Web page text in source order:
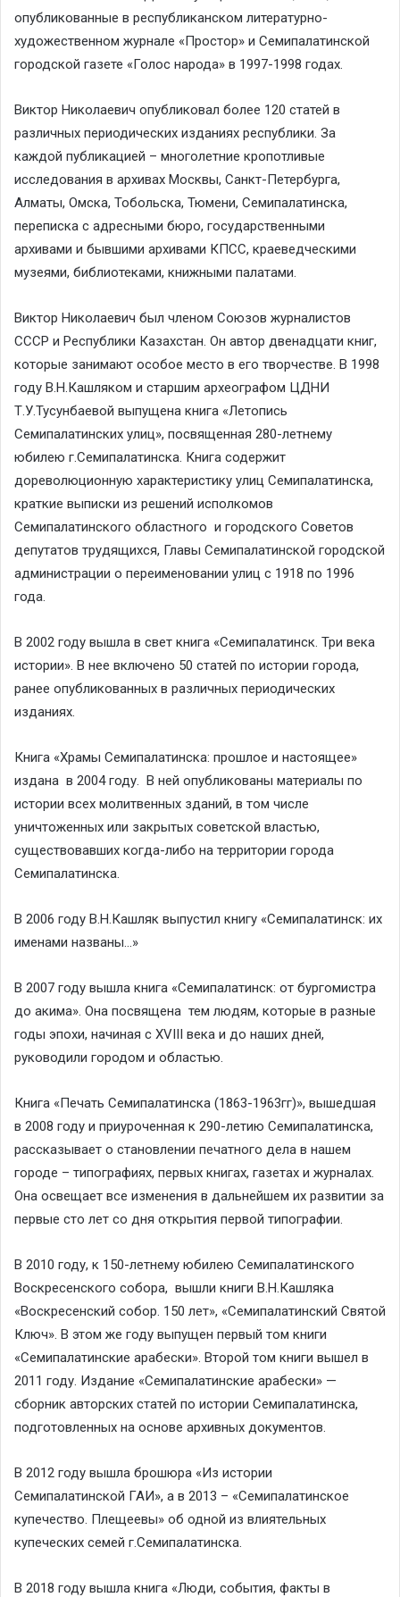
опубликованные в республиканском литературно-
художественном журнале «Простор» и Семипалатинской
городской газете «Голос народа» в 1997-1998 годах.
Виктор Николаевич опубликовал более 120 статей в
различных периодических изданиях республики. За
каждой публикацией – многолетние кропотливые
исследования в архивах Москвы, Санкт-Петербурга,
Алматы, Омска, Тобольска, Тюмени, Семипалатинска,
переписка с адресными бюро, государственными
архивами и бывшими архивами КПСС, краеведческими
музеями, библиотеками, книжными палатами.
Виктор Николаевич был членом Союзов журналистов
СССР и Республики Казахстан. Он автор двенадцати книг,
которые занимают особое место в его творчестве. В 1998
году В.Н.Кашляком и старшим археографом ЦДНИ
Т.У.Тусунбаевой выпущена книга «Летопись
Семипалатинских улиц», посвященная 280-летнему
юбилею г.Семипалатинска. Книга содержит
дореволюционную характеристику улиц Семипалатинска,
краткие выписки из решений исполкомов
Семипалатинского областного и городского Советов
депутатов трудящихся, Главы Семипалатинской городской
администрации о переименовании улиц с 1918 по 1996
года.
В 2002 году вышла в свет книга «Семипалатинск. Три века
истории». В нее включено 50 статей по истории города,
ранее опубликованных в различных периодических
изданиях.
Книга «Храмы Семипалатинска: прошлое и настоящее»
издана в 2004 году. В ней опубликованы материалы по
истории всех молитвенных зданий, в том числе
уничтоженных или закрытых советской властью,
существовавших когда-либо на территории города
Семипалатинска.
В 2006 году В.Н.Кашляк выпустил книгу «Семипалатинск: их
именами названы…»
В 2007 году вышла книга «Семипалатинск: от бургомистра
до акима». Она посвящена тем людям, которые в разные
годы эпохи, начиная с XVIII века и до наших дней,
руководили городом и областью.
Книга «Печать Семипалатинска (1863-1963гг)», вышедшая
в 2008 году и приуроченная к 290-летию Семипалатинска,
рассказывает о становлении печатного дела в нашем
городе – типографиях, первых книгах, газетах и журналах.
Она освещает все изменения в дальнейшем их развитии за
первые сто лет со дня открытия первой типографии.
В 2010 году, к 150-летнему юбилею Семипалатинского
Воскресенского собора, вышли книги В.Н.Кашляка
«Воскресенский собор. 150 лет», «Семипалатинский Святой
Ключ». В этом же году выпущен первый том книги
«Семипалатинские арабески». Второй том книги вышел в
2011 году. Издание «Семипалатинские арабески» —
сборник авторских статей по истории Семипалатинска,
подготовленных на основе архивных документов.
В 2012 году вышла брошюра «Из истории
Семипалатинской ГАИ», а в 2013 – «Семипалатинское
купечество. Плещеевы» об одной из влиятельных
купеческих семей г.Семипалатинска.
В 2018 году вышла книга «Люди, события, факты в